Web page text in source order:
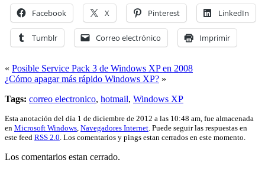
Facebook X Pinterest LinkedIn
Tumblr Correo electrónico Imprimir
« Posible Service Pack 3 de Windows XP en 2008
¿Cómo apagar más rápido Windows XP? »
Tags: correo electronico, hotmail, Windows XP
Esta anotación del día 1 de diciembre de 2012 a las 10:48 am, fue almacenada
en Microsoft Windows Navegadores Internet . Puede seguir las respuestas en
este feed RSS 2.0 . Los comentarios y pings estan cerrados en este momento.
Los comentarios estan cerrado.